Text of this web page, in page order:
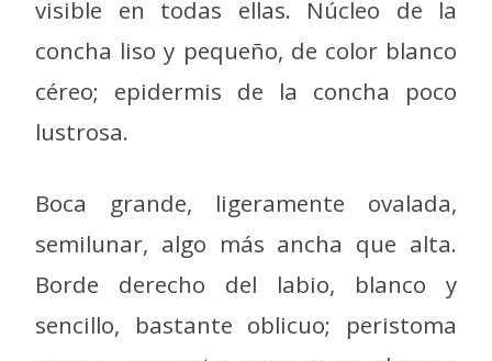
visible en todas ellas. Núcleo de la
concha liso y pequeño, de color blanco
céreo; epidermis de la concha poco
lustrosa.
Boca grande, ligeramente ovalada,
semilunar, algo más ancha que alta.
Borde derecho del labio, blanco y
sencillo, bastante oblicuo; peristoma